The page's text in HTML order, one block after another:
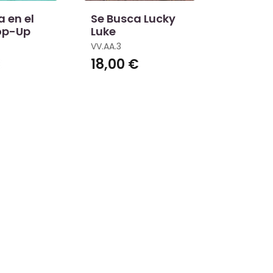
en el
Up
Se Busca Lucky
Luke
VV.AA.3
18,00 €